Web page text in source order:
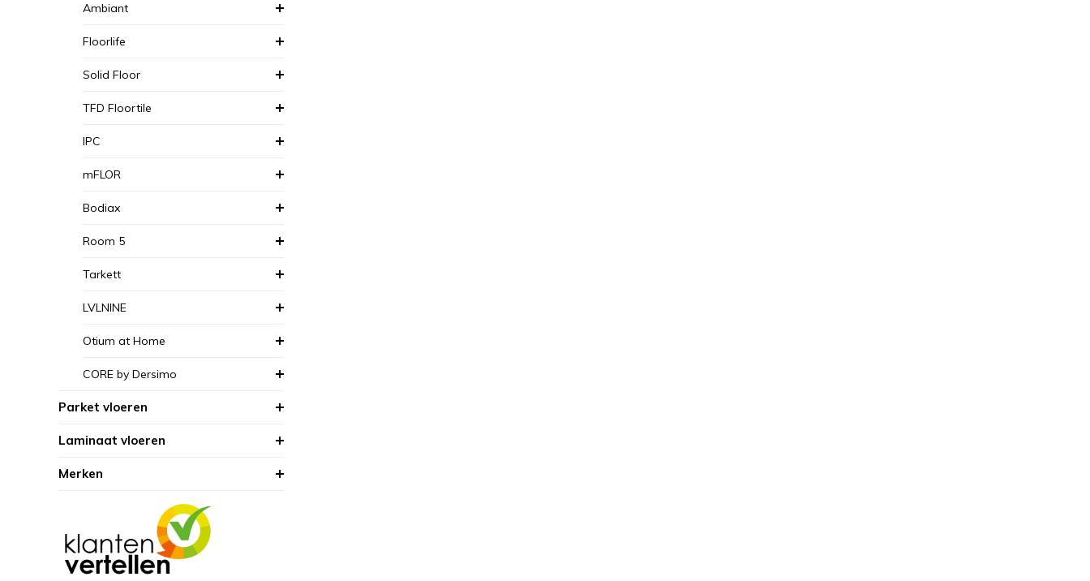
Ambiant
Floorlife
Solid Floor
TFD Floortile
IPC
mFLOR
Bodiax
Room 5
Tarkett
LVLNINE
Otium at Home
CORE by Dersimo
Parket vloeren
Laminaat vloeren
Merken